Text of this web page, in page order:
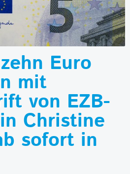
Euro
mit
von EZB-
Christine
sofort in